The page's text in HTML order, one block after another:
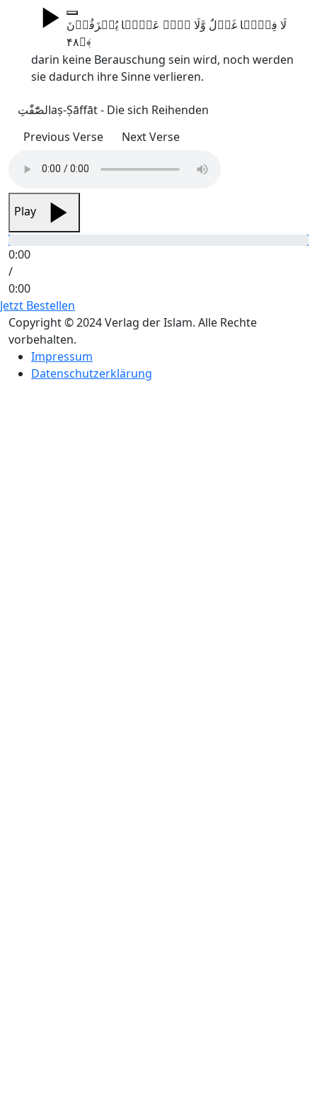
لَا فِیۡہَا غَوۡلٌ وَّلَا ہُمۡ عَنۡہَا یُنۡزَفُوۡنَ
﴿۴۸﴾
darin keine Berauschung sein wird, noch werden
sie dadurch ihre Sinne verlieren.
الصّٰٓفّٰتِaṣ-Ṣāffāt - Die sich Reihenden
Previous Verse
Next Verse
Play
0:00
/
0:00
Jetzt Bestellen
Copyright © 2024 Verlag der Islam. Alle Rechte
vorbehalten.
Impressum
Datenschutzerklärung